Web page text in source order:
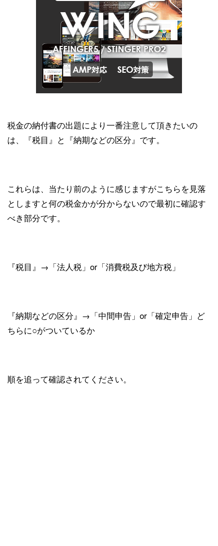
税金の納付書の出題により一番注意して頂きたいの
は、『税目』と『納期などの区分』です。
これらは、当たり前のように感じますがこちらを見落
としますと何の税金かが分からないので最初に確認す
べき部分です。
『税目』→「法人税」or「消費税及び地方税」
『納期などの区分』→「中間申告」or「確定申告」ど
ちらに○がついているか
順を追って確認されてください。